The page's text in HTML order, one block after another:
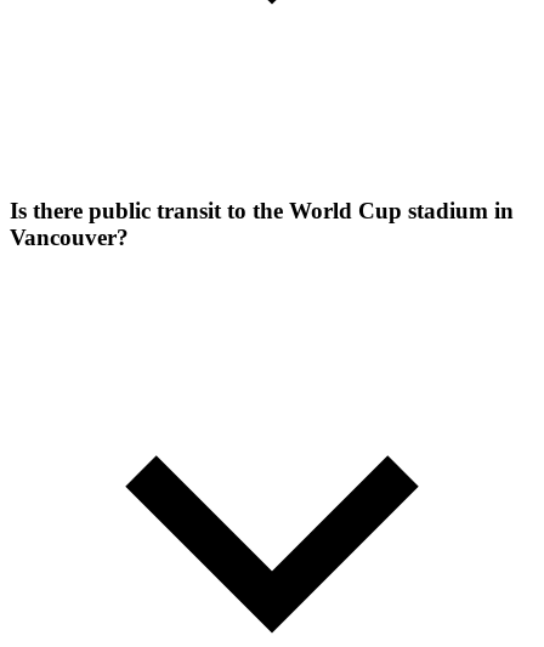
Is there public transit to the World Cup stadium in
Vancouver?